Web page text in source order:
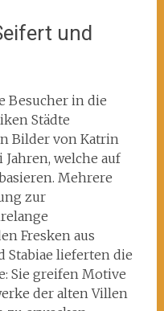
und
Besucher in die
Städte
Bilder von Katrin
welche auf
Mehrere
zur
Fresken aus
Stabiae lieferten die
Sie greifen Motive
der alten Villen